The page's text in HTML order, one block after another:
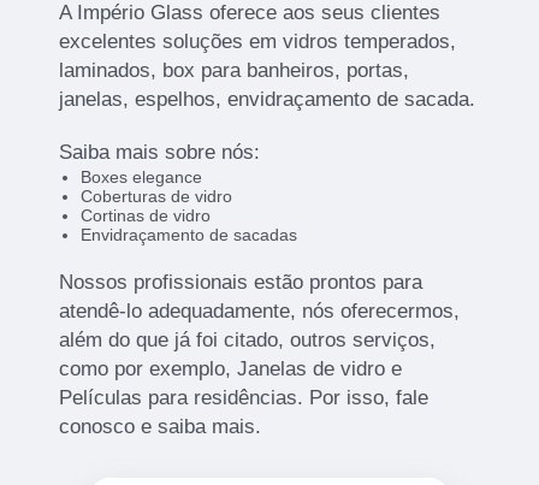
A Império Glass oferece aos seus clientes
excelentes soluções em vidros temperados,
laminados, box para banheiros, portas,
janelas, espelhos, envidraçamento de sacada.
Saiba mais sobre nós:
Boxes elegance
Coberturas de vidro
Cortinas de vidro
Envidraçamento de sacadas
Nossos profissionais estão prontos para
atendê-lo adequadamente, nós oferecermos,
além do que já foi citado, outros serviços,
como por exemplo, Janelas de vidro e
Películas para residências. Por isso, fale
conosco e saiba mais.